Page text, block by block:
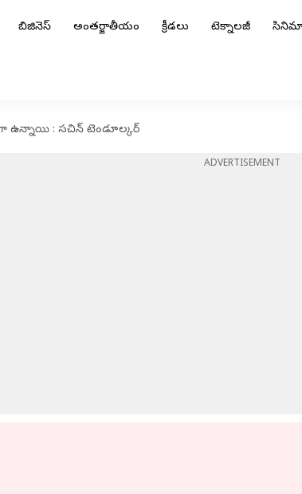
బిజినెస్ అంతర్జాతీయం క్రీడలు టెక్నాలజీ
ఉన్నాయి : సచిన్ టెండూల్కర్
ADVERTISEMENT